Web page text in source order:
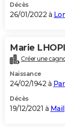
Décès
26/01/2022 à
Marie
Créer une
Naissance
24/02/1942 à
Décès
19/12/2021 à